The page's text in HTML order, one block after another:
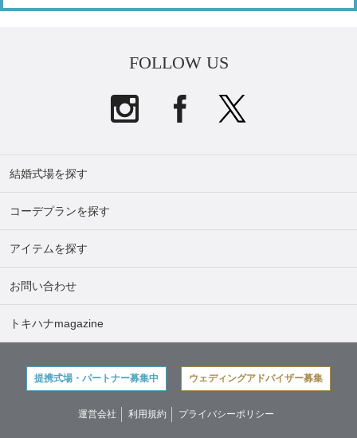
FOLLOW US
結婚式場を探す
コーデプランを探す
アイテムを探す
お問い合わせ
トキハナmagazine
提携式場・パートナー募集中 ウェディングアドバイザー募集
運営会社 利用規約 プライバシーポリシー